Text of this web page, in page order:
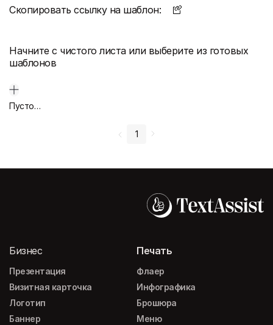
Скопировать ссылку на шаблон:
Начните с чистого листа или выберите из готовых
шаблонов
Пустой дизайн-макет
1
Бизнес
Презентация
Визитная карточка
Логотип
Баннер
Печать
Флаер
Инфографика
Брошюра
Меню